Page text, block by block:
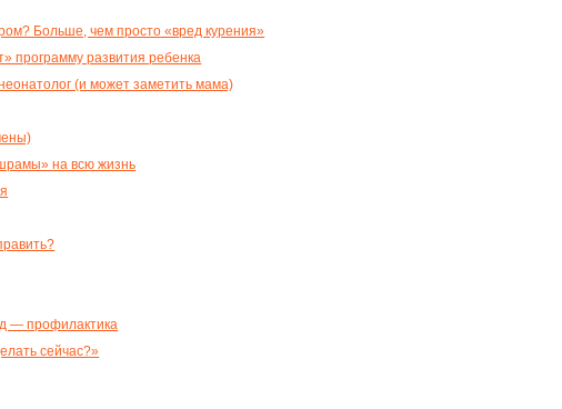
Больше, чем просто «вред курения»
программу развития ребенка
(и может заметить мама)
на всю жизнь
— профилактика
сейчас?»